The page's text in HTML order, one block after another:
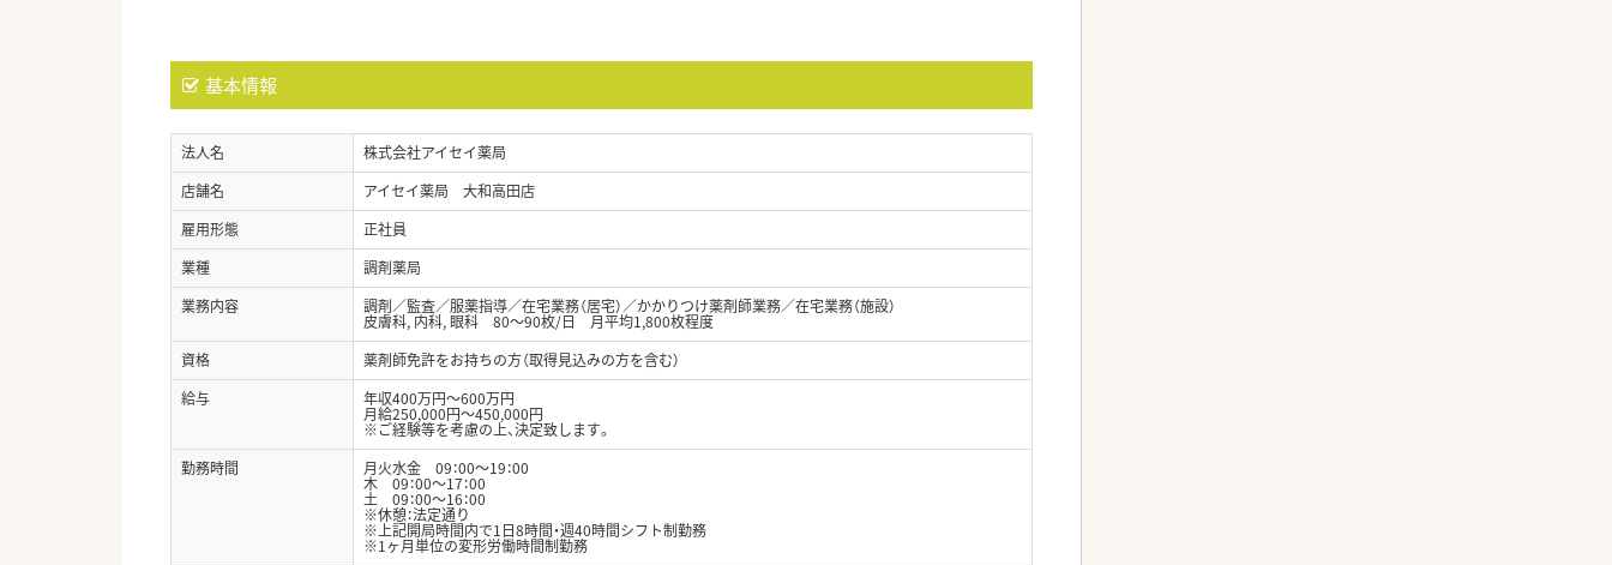
基本情報
法人名
株式会社アイセイ薬局
店舗名
アイセイ薬局 大和高田店
雇用形態
正社員
業種
調剤薬局
業務内容
調剤／監査／服薬指導／在宅業務（居宅）／かかりつけ薬剤師業務／在宅業務（施設）
皮膚科, 内科, 眼科 80～90枚/日 月平均1,800枚程度
資格
薬剤師免許をお持ちの方（取得見込みの方を含む）
給与
年収400万円～600万円
月給250,000円～450,000円
※ご経験等を考慮の上、決定致します。
勤務時間
月火水金 09：00～19：00
木 09：00～17：00
土 09：00～16：00
※休憩：法定通り
※上記開局時間内で1日8時間・週40時間シフト制勤務
※1ヶ月単位の変形労働時間制勤務